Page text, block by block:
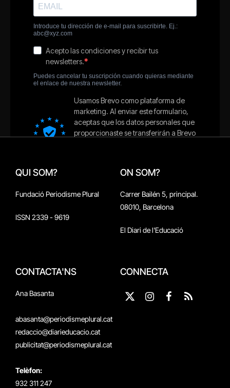
QUI SOM?
Fundació Periodisme Plural
ISSN 2339 - 9619
ON SOM?
Carrer Bailén 5, principal.
08010, Barcelona
El Diari de l'Educació
CONTACTA'NS
Ana Basanta
abasanta@periodismeplural.cat
redaccio@diarieducacio.cat
publicitat@periodismeplural.cat
Telèfon:
932 311 247
CONNECTA
X
Instagram
Facebook
RSS